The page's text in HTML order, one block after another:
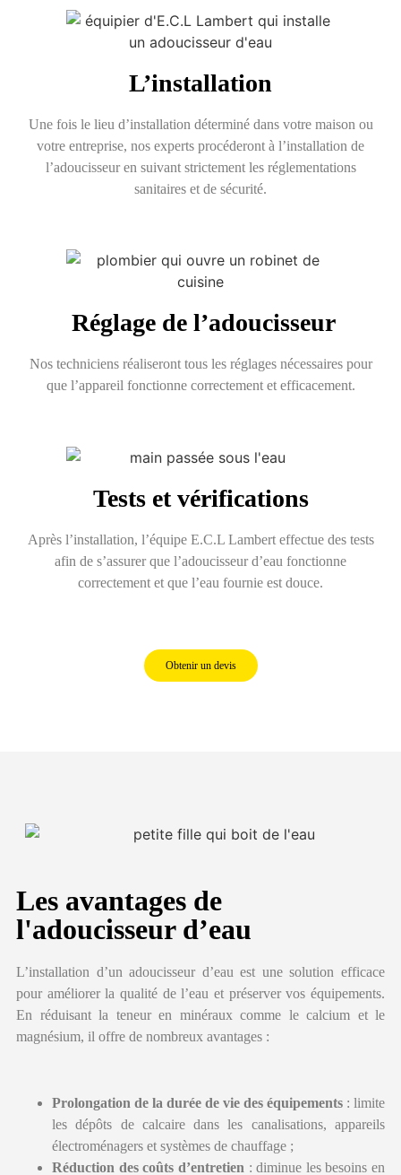
L’installation
Une fois le lieu d’installation déterminé dans votre maison ou
votre entreprise, nos experts procéderont à l’installation de
l’adoucisseur en suivant strictement les réglementations
sanitaires et de sécurité.
Réglage de l’adoucisseur
Nos techniciens réaliseront tous les réglages nécessaires pour
que l’appareil fonctionne correctement et efficacement.
Tests et vérifications
Après l’installation, l’équipe E.C.L Lambert effectue des tests
afin de s’assurer que l’adoucisseur d’eau fonctionne
correctement et que l’eau fournie est douce.
Obtenir un devis
Les avantages de
l'adoucisseur d’eau
L’installation d’un adoucisseur d’eau est une solution efficace
pour améliorer la qualité de l’eau et préserver vos équipements.
En réduisant la teneur en minéraux comme le calcium et le
magnésium, il offre de nombreux avantages :
Prolongation de la durée de vie des équipements : limite
les dépôts de calcaire dans les canalisations, appareils
électroménagers et systèmes de chauffage ;
Réduction des coûts d’entretien : diminue les besoins en